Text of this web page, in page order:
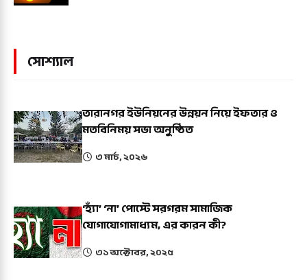
সোশ্যাল
তারানগর ইউনিয়নের উন্নয়ন নিয়ে ইফতার ও
মতবিনিময় সভা অনুষ্ঠিত
৩ মার্চ, ২০২৬
‘হ্যাঁ’ ‘না’ পোস্টে সরগরম সামাজিক
যোগাযোগামাধ্যম, এর কারন কী?
৩১ অক্টোবর, ২০২৫